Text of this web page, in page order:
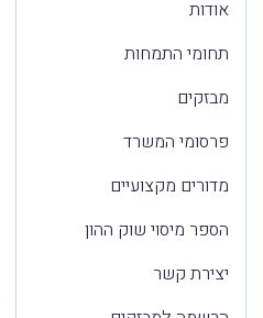
אודות
תחומי התמחות
מבזקים
פרסומי המשרד
מדורים מקצועיים
הספר מיסוי שוק ההון
יצירת קשר